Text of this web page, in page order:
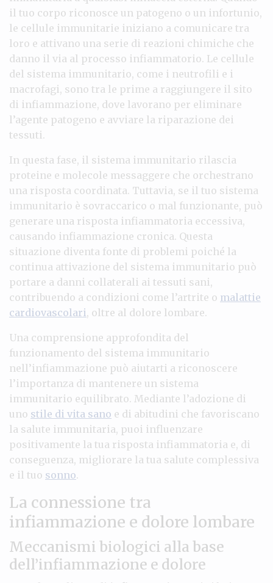
il tuo corpo riconosce un patogeno o un infortunio,
le cellule immunitarie iniziano a comunicare tra
loro e attivano una serie di reazioni chimiche che
danno il via al processo infiammatorio. Le cellule
del sistema immunitario, come i neutrofili e i
macrofagi, sono tra le prime a raggiungere il sito
di infiammazione, dove lavorano per eliminare
l’agente patogeno e avviare la riparazione dei
tessuti.
In questa fase, il sistema immunitario rilascia
proteine e molecole messaggere che orchestrano
una risposta coordinata. Tuttavia, se il tuo sistema
immunitario è sovraccarico o mal funzionante, può
generare una risposta infiammatoria eccessiva,
causando infiammazione cronica. Questa
situazione diventa fonte di problemi poiché la
continua attivazione del sistema immunitario può
portare a danni collaterali ai tessuti sani,
contribuendo a condizioni come l’artrite o malattie
cardiovascolari, oltre al dolore lombare.
Una comprensione approfondita del
funzionamento del sistema immunitario
nell’infiammazione può aiutarti a riconoscere
l’importanza di mantenere un sistema
immunitario equilibrato. Mediante l’adozione di
uno stile di vita sano e di abitudini che favoriscano
la salute immunitaria, puoi influenzare
positivamente la tua risposta infiammatoria e, di
conseguenza, migliorare la tua salute complessiva
e il tuo sonno.
La connessione tra
infiammazione e dolore lombare
Meccanismi biologici alla base
dell’infiammazione e dolore